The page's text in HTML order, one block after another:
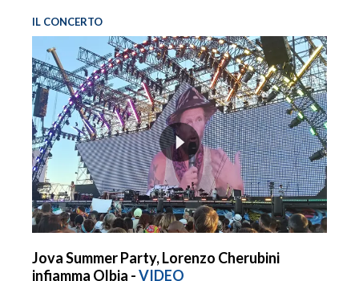
IL CONCERTO
Jova Summer Party, Lorenzo Cherubini
infiamma Olbia -VIDEO